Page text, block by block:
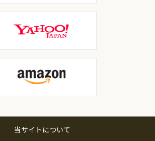
当サイトについて